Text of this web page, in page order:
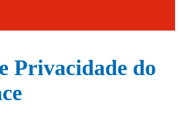
Privacidade do